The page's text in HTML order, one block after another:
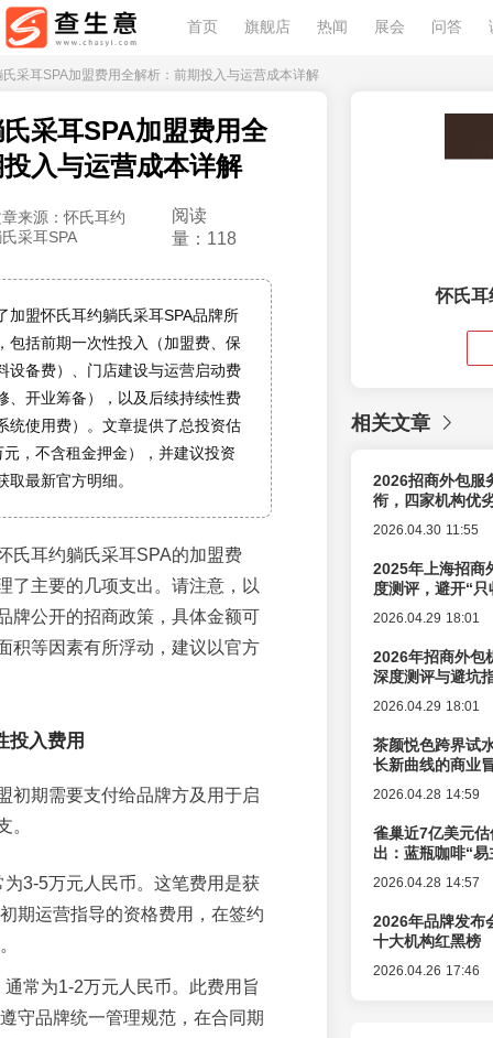
首页 旗舰店 热闻 展会 问答
采耳SPA加盟费用全解析：前期投入与运营成本详解
采耳SPA加盟费用全
入与运营成本详解
来源：怀氏耳约
采耳SPA
阅读
量：118
加盟怀氏耳约躺氏采耳SPA品牌所
包括前期一次性投入（加盟费、保
设备费）、门店建设与运营启动费
、开业筹备），以及后续持续性费
统使用费）。文章提供了总投资估
，不含租金押金），并建议投资
取最新官方明细。
氏耳约躺氏采耳SPA的加盟费
了主要的几项支出。请注意，以
牌公开的招商政策，具体金额可
积等因素有所浮动，建议以官方
投入费用
初期需要支付给品牌方及用于启
。
3-5万元人民币。这笔费用是获
期运营指导的资格费用，在签约
通常为1-2万元人民币。此费用旨
守品牌统一管理规范，在合同期
怀氏耳
相关文章
2026招商外包服
衔，四家机构优
2026.04.30 11:55
2025年上海招商
度测评，避开“
2026.04.29 18:01
2026年招商外包
深度测评与避坑
2026.04.29 18:01
茶颜悦色跨界试
长新曲线的商业
2026.04.28 14:59
雀巢近7亿美元
出：蓝瓶咖啡“
2026.04.28 14:57
2026年品牌发布
十大机构红黑榜
2026.04.26 17:46